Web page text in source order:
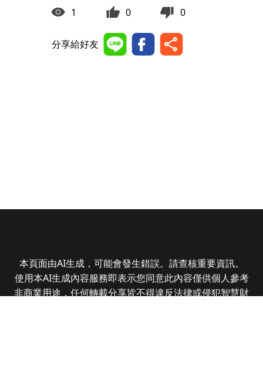
1 0 0
分享給好友
本頁面由AI生成，可能會發生錯誤。請查核重要資訊。
使用本AI生成內容服務即表示您同意此內容僅供個人參考
非商業用途，任何轉載分享皆不得違反法律或侵犯智慧財